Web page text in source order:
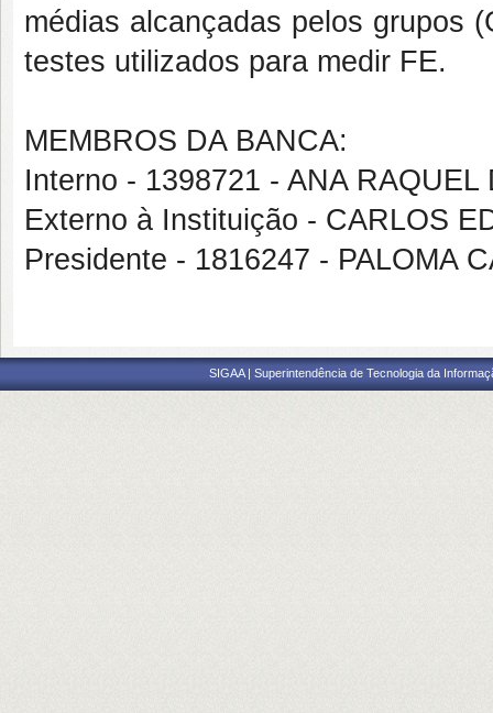
médias alcançadas pelos grupos
testes utilizados para medir FE.
MEMBROS DA BANCA:
Interno - 1398721 - ANA RAQUEL
Externo à Instituição - CARLOS
Presidente - 1816247 - PALOMA
SIGAA | Superintendência de Tecnologia da